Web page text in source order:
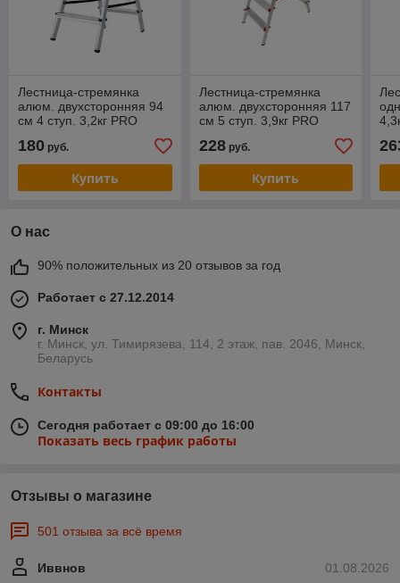
Лестница-стремянка
алюм. двухсторонняя 94
см 4 ступ. 3,2кг PRO
180 руб.
Купить
Лестница-стремянка
алюм. двухсторонняя 117
см 5 ступ. 3,9кг PRO
228руб.
Купить
О нас
90% положительных из 20 отзывов за год
Работает с 27.12.2014
г. Минск
г. Минск, ул. Тимирязева, 114, 2 этаж, пав. 2046, Минск,
Беларусь
Контакты
Сегодня работает с 09:00 до 16:00
Показать весь график работы
Отзывы о магазине
501 отзыва за всё время
01.08.2026
Иввнов